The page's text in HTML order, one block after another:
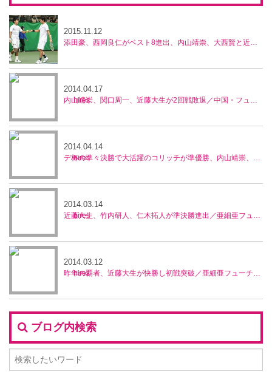
添田豪、西岡良仁がベスト8進出、内山靖崇、大西賢と近藤大生ペアは惜敗、兵庫ノアチャレンジャー
2015.11.12
内山靖崇、関口周一、近藤大生が2回戦敗退／中国・フューチャーズ
2014.04.17
デ杯の準々決勝で大活躍のコリッチが準優勝、内山靖崇、近藤大生はベスト4の活躍／中国・フューチャーズ
2014.04.14
近藤大生、竹内研人、仁木拓人が準決勝進出／亜細亜フューチャーズ
2014.03.14
昨年の覇者、近藤大生が快勝し初戦突破／亜細亜フューチャーズ
2014.03.12
ブログ内検索